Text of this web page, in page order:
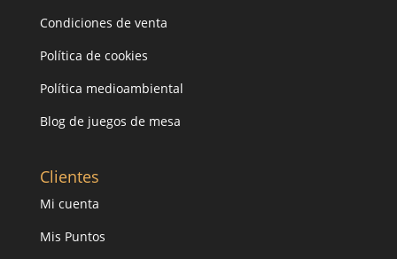
Condiciones de venta
Política de cookies
Política medioambiental
Blog de juegos de mesa
Clientes
Mi cuenta
Mis Puntos